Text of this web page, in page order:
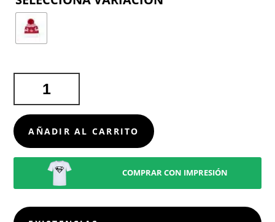
CANTIDAD
AÑADIR AL CARRITO
COMPRAR CON IMPRESIÓN